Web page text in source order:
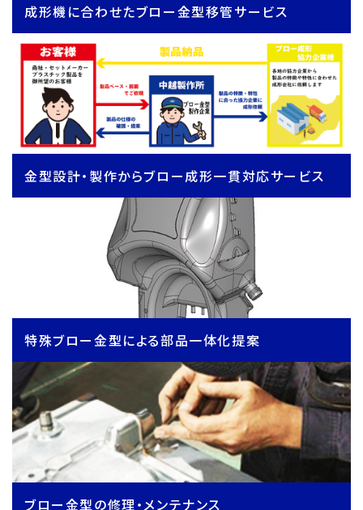
成形機に合わせたブロー金型移管サービス
金型設計・製作からブロー成形一貫対応サービス
特殊ブロー金型による部品一体化提案
ブロー金型の修理・メンテナンス